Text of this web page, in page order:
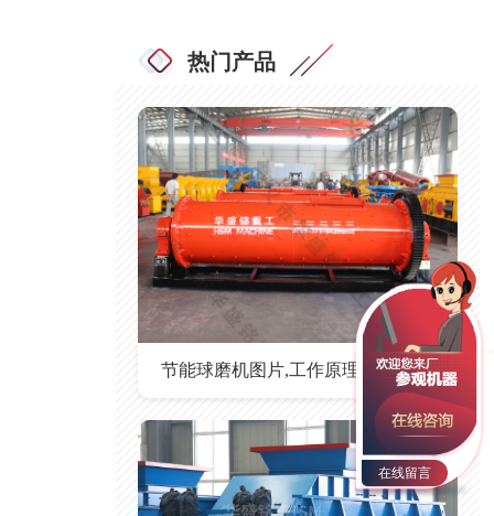
热门产品
节能球磨机图片,工作原理,型号参数
在线留言